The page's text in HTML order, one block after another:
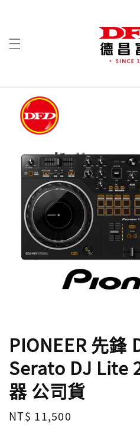
PIONEER 先鋒
Serato DJ Lite
器 公司貨
Regular
NT$ 11,500